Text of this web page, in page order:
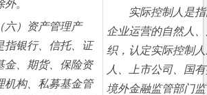
外。
（六）资产管理产
指银行、信托、证
金、期货、保险资
机构、私募基金管
实际控制人是
企业运营的自然人
织，认定实际控制
人、上市公司、国
境外金融监管部门